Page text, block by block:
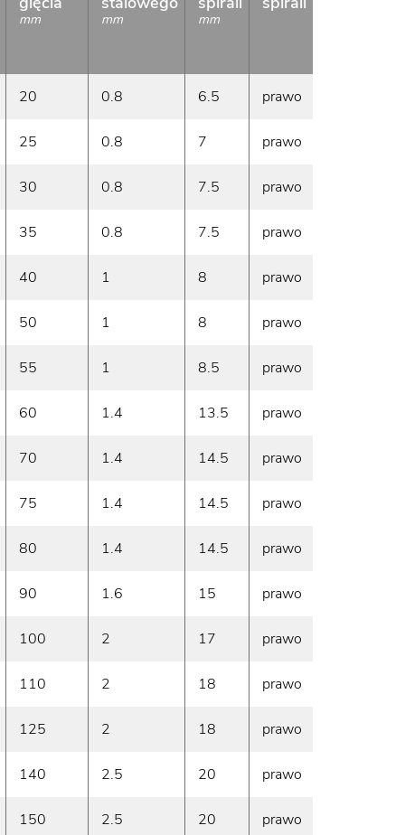
mm mm mm
20 0.8 6.5 prawo
25 0.8 7 prawo
30 0.8 7.5 prawo
35 0.8 7.5 prawo
40 1 8 prawo
50 1 8 prawo
55 1 8.5 prawo
60 1.4 13.5 prawo
70 1.4 14.5 prawo
75 1.4 14.5 prawo
80 1.4 14.5 prawo
90 1.6 15 prawo
100 2 17 prawo
110 2 18 prawo
125 2 18 prawo
140 2.5 20 prawo
150 2.5 20 prawo